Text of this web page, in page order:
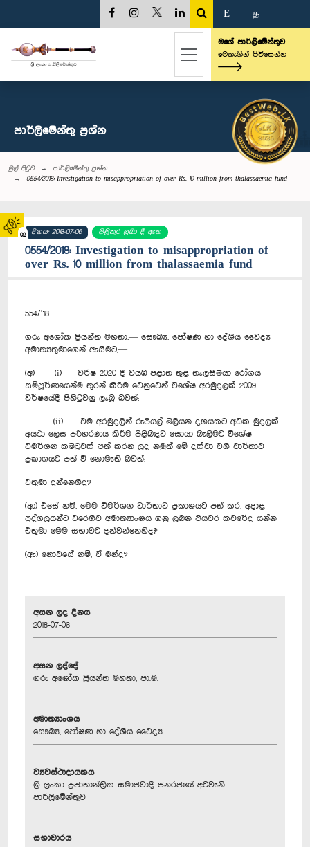
02
E த
මගේ පාර්ලිමේන්තුව
මෙතැනින් පිවිසෙන්න
පාර්ලි‌මේන්තු‌ ප්‍රශ්න
මුල් පිටුව
පාර්ලි‌මේන්තු‌ ප්‍රශ්න
0554/2018: Investigation to misappropriation of over Rs. 10 million from thalassaemia fund
දිනය: 2018-07-06 පිළිතුර ලබා දී ඇත
0554/2018: Investigation to misappropriation of
over Rs. 10 million from thalassaemia fund
554/’18
ගරු අශෝක ප්‍රියන්ත මහතා,— සෞඛ්‍ය, පෝෂණ හා දේශීය වෛද්‍ය
අමාත්‍යතුමාගෙන් ඇසීමට,—
(අ) (i) වර්ෂ 2020 දී වයඹ පළාත තුළ තැලසීමියා රෝගය
සම්පූර්ණයෙන්ම තුරන් කිරීම වෙනුවෙන් විශේෂ අරමුදලක් 2009
වර්ෂයේදී පිහිටුවනු ලැබූ බවත්;
(ii) එම අරමුදලින් රුපියල් මිලියන දහයකට අධික මුදලක්
අයථා ලෙස පරිහරණය කිරීම පිළිබඳව සොයා බැලීමට විශේෂ
විමර්ශන කමිටුවක් පත් කරන ලද නමුත් මේ දක්වා එහි වාර්තාව
ප්‍රකාශයට පත් වී නොමැති බවත්;
එතුමා දන්නෙහිද?
(ආ) එසේ නම්, මෙම විමර්ශන වාර්තාව ප්‍රකාශයට පත් කර, අදාළ
පුද්ගලයන්ට එරෙහිව අමාත්‍යාංශය ගනු ලබන පියවර කවරේද යන්න
එතුමා මෙම සභාවට දන්වන්නෙහිද?
(ඇ) නොඑසේ නම්, ඒ මන්ද?
අසන ලද දිනය
2018-07-06
අසන ලද්දේ
ගරු අශෝක ප්‍රියන්ත මහතා, පා.ම.
අමාත්‍යාංශය
සෞඛ්‍ය, පෝෂණ හා දේශීය වෛද්‍ය
ව්‍යවස්ථාදායකය
ශ්‍රී ලංකා ප්‍රජාතාන්ත්‍රික සමාජවාදී ජනරජයේ අටවැනි
පාර්ලිමේන්තුව
සභාවාරය